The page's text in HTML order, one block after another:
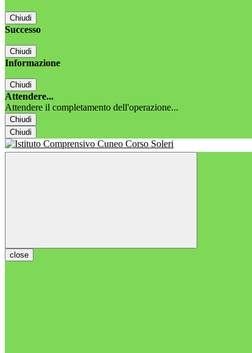
Chiudi
Successo
Chiudi
Informazione
Chiudi
Attendere...
Attendere il completamento dell'operazione...
Chiudi
Chiudi
close